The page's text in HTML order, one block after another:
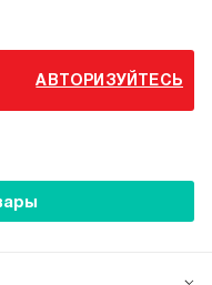
АВТОРИЗУЙТЕСЬ